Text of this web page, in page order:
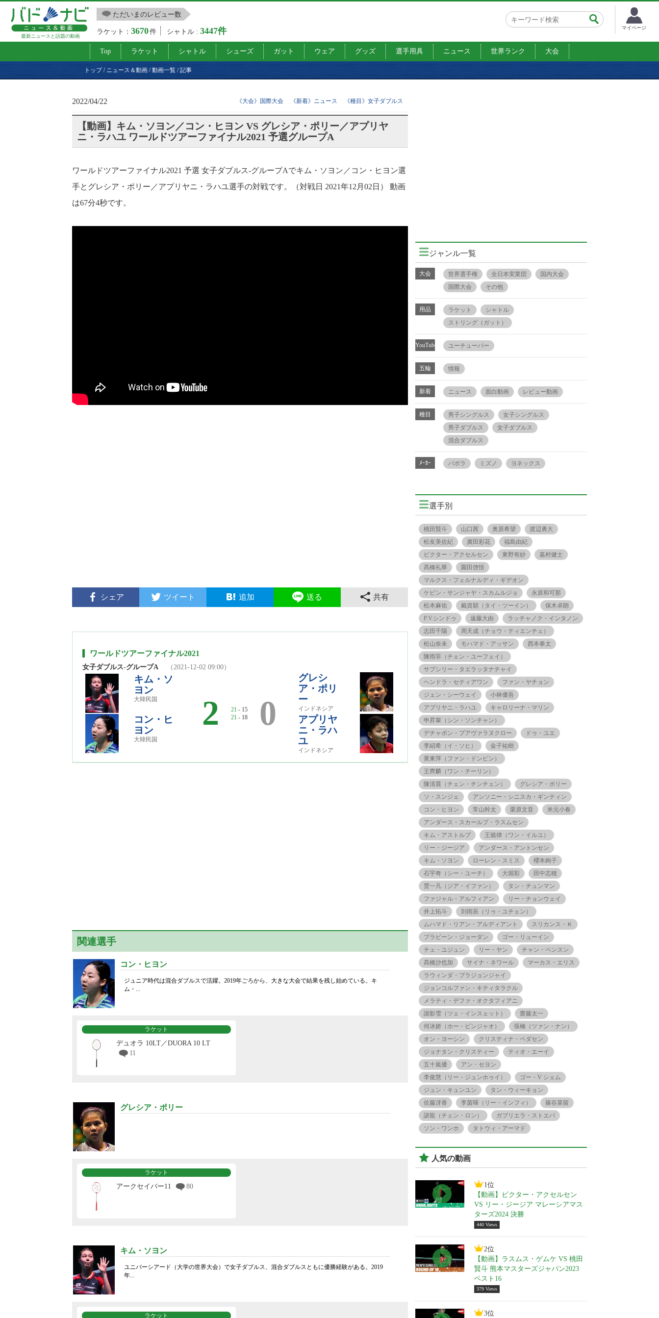
最新ニュースと話題の動画
ただいまのレビュー数
ラケット：3670件 シャトル :3447件 マイページ
Top ラケット シャトル シューズ ガット ウェア グッズ 選手用具 ニュース 世界ランク 大会
トップ/ ニュース＆動画 /動画一覧 /記事
2022/04/22 《大会》国際大会 《新着》ニュース 《種目》女子ダブルス
【動画】キム・ソヨン／コン・ヒヨン VS グレシア・ポリー／アプリヤ
ニ・ラハユ ワールドツアーファイナル2021 予選グループA
ワールドツアーファイナル2021 予選 女子ダブルス-グループAでキム・ソヨン／コン・ヒヨン選
手とグレシア・ポリー／アプリヤニ・ラハユ選手の対戦です。（対戦日 2021年12月02日） 動画
は67分4秒です。
シェア ツイート 追加 送る 共有
ワールドツアーファイナル2021
女子ダブルス-グループA （2021-12-02 09:00）
キム・ソ
ヨン
大韓民国
コン・ヒ
ヨン
大韓民国
2 21 - 15
21 - 18 0
グレシ
ア・ポリ
ー
インドネシア
アプリヤ
ニ・ラハ
ユ
インドネシア
関連選手
コン・ヒヨン
ジュニア時代は混合ダブルスで活躍。2019年ごろから、大きな大会で結果を残し始めている。キ
ム・...
ラケット
デュオラ 10LT／DUORA 10 LT
11
グレシア・ポリー
ラケット
アークセイバー11 80
キム・ソヨン
ユニバーシアード（大学の世界大会）で女子ダブルス、混合ダブルスともに優勝経験がある。2019
年...
ラケット
ジャンル一覧
大会 世界選手権 全日本実業団
国内大会
国際大会
その他
用品 ラケット
シャトル
ストリング（ガット）
YouTube ユーチューバー
五輪 情報
新着 ニュース 面白動画 レビュー動画
種目 男子シングルス
女子シングルス
男子ダブルス
女子ダブルス
混合ダブルス
ﾒｰｶｰ バボラ ミズノ ヨネックス
選手別
桃田賢斗 山口茜 奥原希望
渡辺勇大
松友美佐紀
廣田彩花
福島由紀
ビクター・アクセルセン
東野有紗
嘉村健士
髙橋礼華
園田啓悟
マルクス・フェルナルディ・ギデオン
ケビン・サンジャヤ・スカムルジョ
永原和可那
松本麻佑
戴資穎（タイ・ツーイン）
保木卓朗
P.V.シンドゥ
遠藤大由
ラッチャノク・インタノン
志田千陽
周天成（チョウ・ティエンチェ）
松山奈未
モハマド・アッサン
西本拳太
陳雨菲（チェン・ユーフェイ）
サプシリー・タエラッタナチャイ
ヘンドラ・セティアワン
ファン・ヤチョン
ジェン・シーウェイ
小林優吾
アプリヤニ・ラハユ
キャロリーナ・マリン
申昇輩（シン・ソンチャン）
デチャポン・プアヴァラヌクロー
ドゥ・ユエ
李紹希（イ・ソヒ）
金子祐樹
黄東萍（ファン・ドンピン）
王齊麟（ワン・チーリン）
陳清晨（チェン・チンチェン）
グレシア・ポリー
ソ・スンジェ
アンソニー・シニスカ・ギンティン
コン・ヒヨン
常山幹太 栗原文音
米元小春
アンダース・スカールプ・ラスムセン
キム・アストルプ
王懿律（ワン・イルユ）
リー・ジージア
アンダース・アントンセン
キム・ソヨン
ローレン・スミス
櫻本絢子
石宇奇（シー・ユーチ）
大堀彩
田中志穂
贾一凡（ジア・イファン）
タン・チュンマン
ファジャル・アルフィアン
リー・チョンウェイ
井上拓斗
刘雨辰（リゥ・ユチェン）
ムハマド・リアン・アルディアント
スリカンス・Ｋ
プラビーン・ジョーダン
ゴー・リューイン
チェ・ユジュン
リー・ヤン
チャン・ペンスン
髙橋沙也加
サイナ・ネワール
マーカス・エリス
ラウィンダ・プラジョンジャイ
ジョンコルファン・キティタラクル
メラティ・デファ・オクタフィアニ
謝影雪（ツェ・インスェット）
齋藤太一
何冰娇（ホー・ビンジャオ）
張楠（ツァン・ナン）
オン・ヨーシン
クリスティナ・ペダセン
ジョナタン・クリスティー
ティオ・エーイ
五十嵐優
アン・セヨン
李俊慧（リー・ジュンホゥイ）
ゴー・V シェム
ジュン・キュンユン
タン・ウィーキョン
佐藤冴香
李茵暉（リー・インフィ）
篠谷菜留
諶龍（チェン・ロン）
ガブリエラ・ストエバ
ソン・ワンホ
タトウィ・アーマド
人気の動画
1位
【動画】ビクター・アクセルセン
VS リー・ジージア マレーシアマス
ターズ2024 決勝
440 Views
2位
【動画】ラスムス・ゲムケ VS 桃田
賢斗 熊本マスターズジャパン2023
ベスト16
379 Views
3位